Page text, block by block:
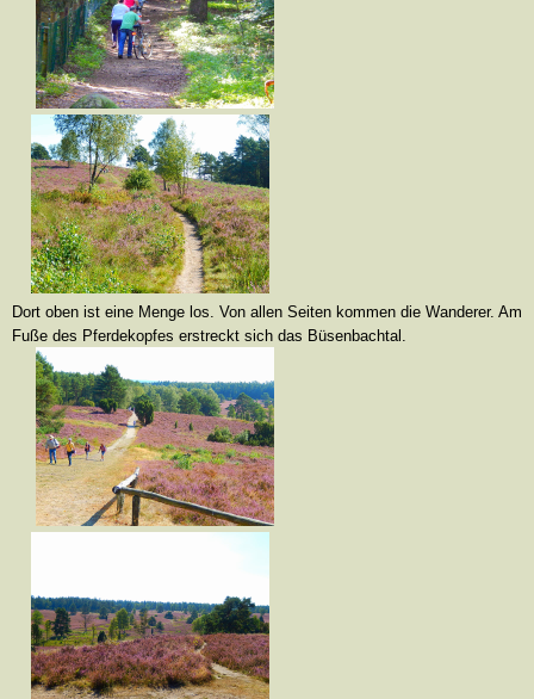
Dort oben ist eine Menge los. Von allen Seiten kommen die Wanderer. Am
Fuße des Pferdekopfes erstreckt sich das Büsenbachtal.